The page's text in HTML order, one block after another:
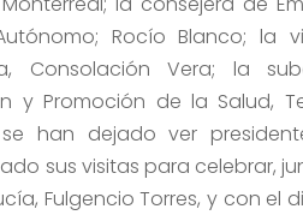
Rocío Blanco; la
Consolación Vera; la
y Promoción de la Salud,
se han dejado ver
sus visitas para celebrar,
Fulgencio Torres, y con el